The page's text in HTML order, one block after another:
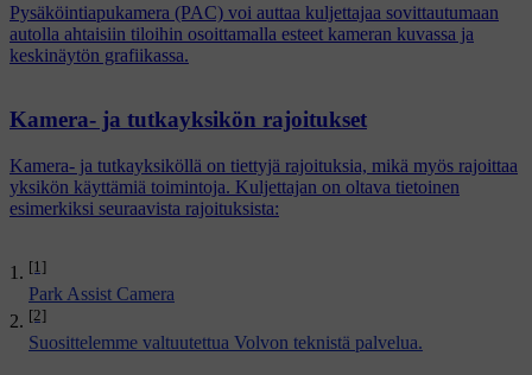
[1]
Park Assist Camera
[2]
Suosittelemme valtuutettua Volvon teknistä palvelua.
Pysäköintiapukamera (PAC) voi auttaa kuljettajaa sovittautumaan
autolla ahtaisiin tiloihin osoittamalla esteet kameran kuvassa ja
keskinäytön grafiikassa.
Kamera- ja tutkayksikön rajoitukset
Kamera- ja tutkayksiköllä on tiettyjä rajoituksia, mikä myös rajoittaa
yksikön käyttämiä toimintoja. Kuljettajan on oltava tietoinen
esimerkiksi seuraavista rajoituksista: